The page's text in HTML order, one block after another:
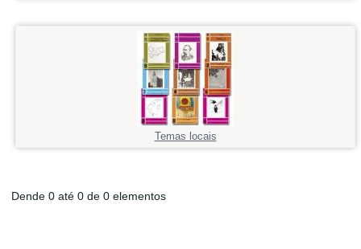
Temas locais
Dende 0 até 0 de 0 elementos